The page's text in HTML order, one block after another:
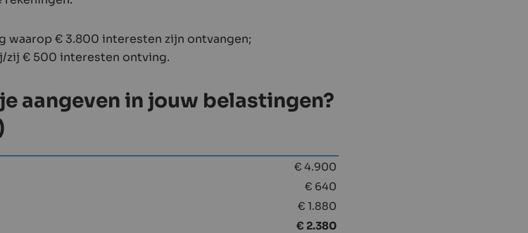
waarop € 3.800 interesten zijn ontvangen;
zij € 500 interesten ontving.
aangeven in jouw belastingen?
€ 4.900
€ 640
€ 1.880
€ 2.380